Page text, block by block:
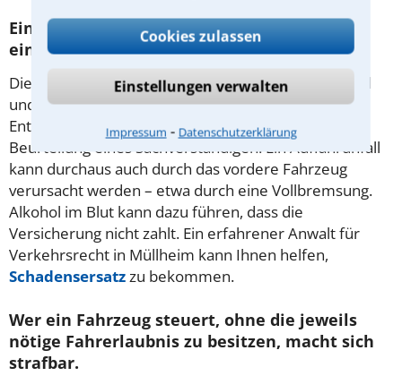
Cookies zulassen
Einstellungen verwalten
Impressum ⁃ Datenschutzerklärung
Ein Unfall führt oft zu hohen Kosten und
einem Rechtsstreit über die Schuld.
Die Unfallbeteiligten tragen oft beide eine Mitschuld
und müssen den Schaden anteilig tragen. Die
Entscheidung im Verfahren fällt oft aufgrund der
Beurteilung eines Sachverständigen. Ein Auffahrunfall
kann durchaus auch durch das vordere Fahrzeug
verursacht werden – etwa durch eine Vollbremsung.
Alkohol im Blut kann dazu führen, dass die
Versicherung nicht zahlt. Ein erfahrener Anwalt für
Verkehrsrecht in Müllheim kann Ihnen helfen,
Schadensersatzzu bekommen.
Wer ein Fahrzeug steuert, ohne die jeweils
nötige Fahrerlaubnis zu besitzen, macht sich
strafbar.